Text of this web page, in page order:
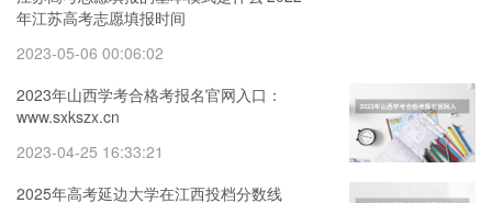
年江苏高考志愿填报时间
2023-05-06 00:06:02
2023年山西学考合格考报名官网入口：
www.sxkszx.cn
2023-04-25 16:33:21
2025年高考延边大学在江西投档分数线